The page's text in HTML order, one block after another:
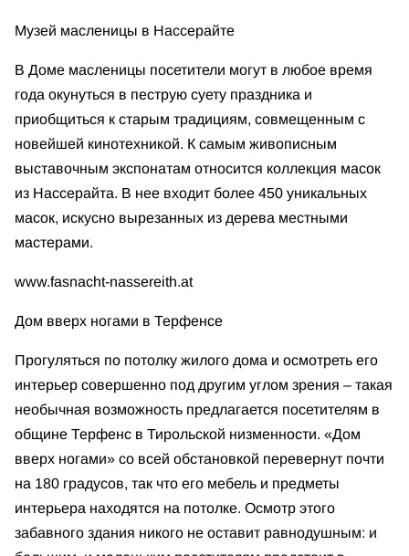
Музей масленицы в Нассерайте
В Доме масленицы посетители могут в любое время
года окунуться в пеструю суету праздника и
приобщиться к старым традициям, совмещенным с
новейшей кинотехникой. К самым живописным
выставочным экспонатам относится коллекция масок
из Нассерайта. В нее входит более 450 уникальных
масок, искусно вырезанных из дерева местными
мастерами.
www.fasnacht-nassereith.at
Дом вверх ногами в Терфенсе
Прогуляться по потолку жилого дома и осмотреть его
интерьер совершенно под другим углом зрения – такая
необычная возможность предлагается посетителям в
общине Терфенс в Тирольской низменности. «Дом
вверх ногами» со всей обстановкой перевернут почти
на 180 градусов, так что его мебель и предметы
интерьера находятся на потолке. Осмотр этого
забавного здания никого не оставит равнодушным: и